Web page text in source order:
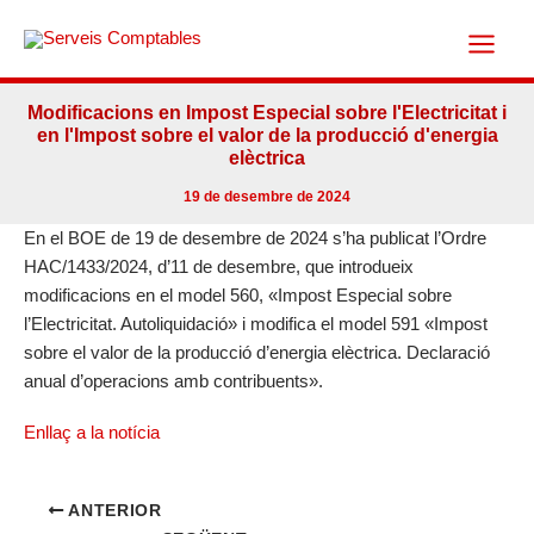
Modificacions en Impost Especial sobre l'Electricitat i
en l'Impost sobre el valor de la producció d'energia
elèctrica
19 de desembre de 2024
En el BOE de 19 de desembre de 2024 s’ha publicat l’Ordre
HAC/1433/2024, d’11 de desembre, que introdueix
modificacions en el model 560, «Impost Especial sobre
l’Electricitat. Autoliquidació» i modifica el model 591 «Impost
sobre el valor de la producció d’energia elèctrica. Declaració
anual d’operacions amb contribuents».
Enllaç a la notícia
ANTERIOR